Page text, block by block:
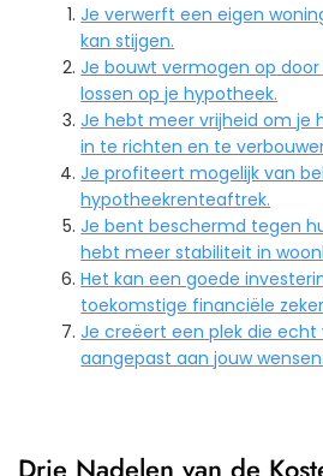
Je verwerft een eigen
kan stijgen.
Je bouwt vermogen op
lossen op je hypotheek.
Je hebt meer vrijheid om je
in te richten en te
Je profiteert mogelijk van
hypotheekrenteaftrek.
Je bent beschermd tegen
hebt meer stabiliteit in
Het kan een goede
toekomstige financiële
Je creëert een plek die echt
aangepast aan jouw wensen.
Drie Nadelen van de